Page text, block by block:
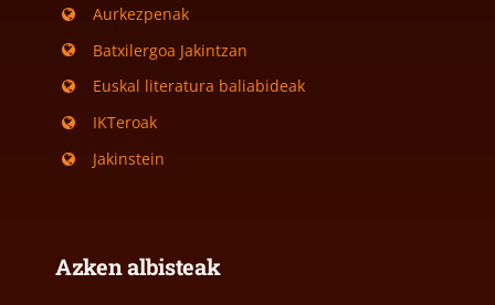
Aurkezpenak
Batxilergoa Jakintzan
Euskal literatura baliabideak
IKTeroak
Jakinstein
Azken albisteak